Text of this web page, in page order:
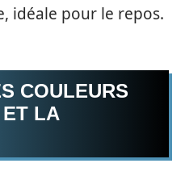
idéale pour le repos.
COULEURS
ET LA